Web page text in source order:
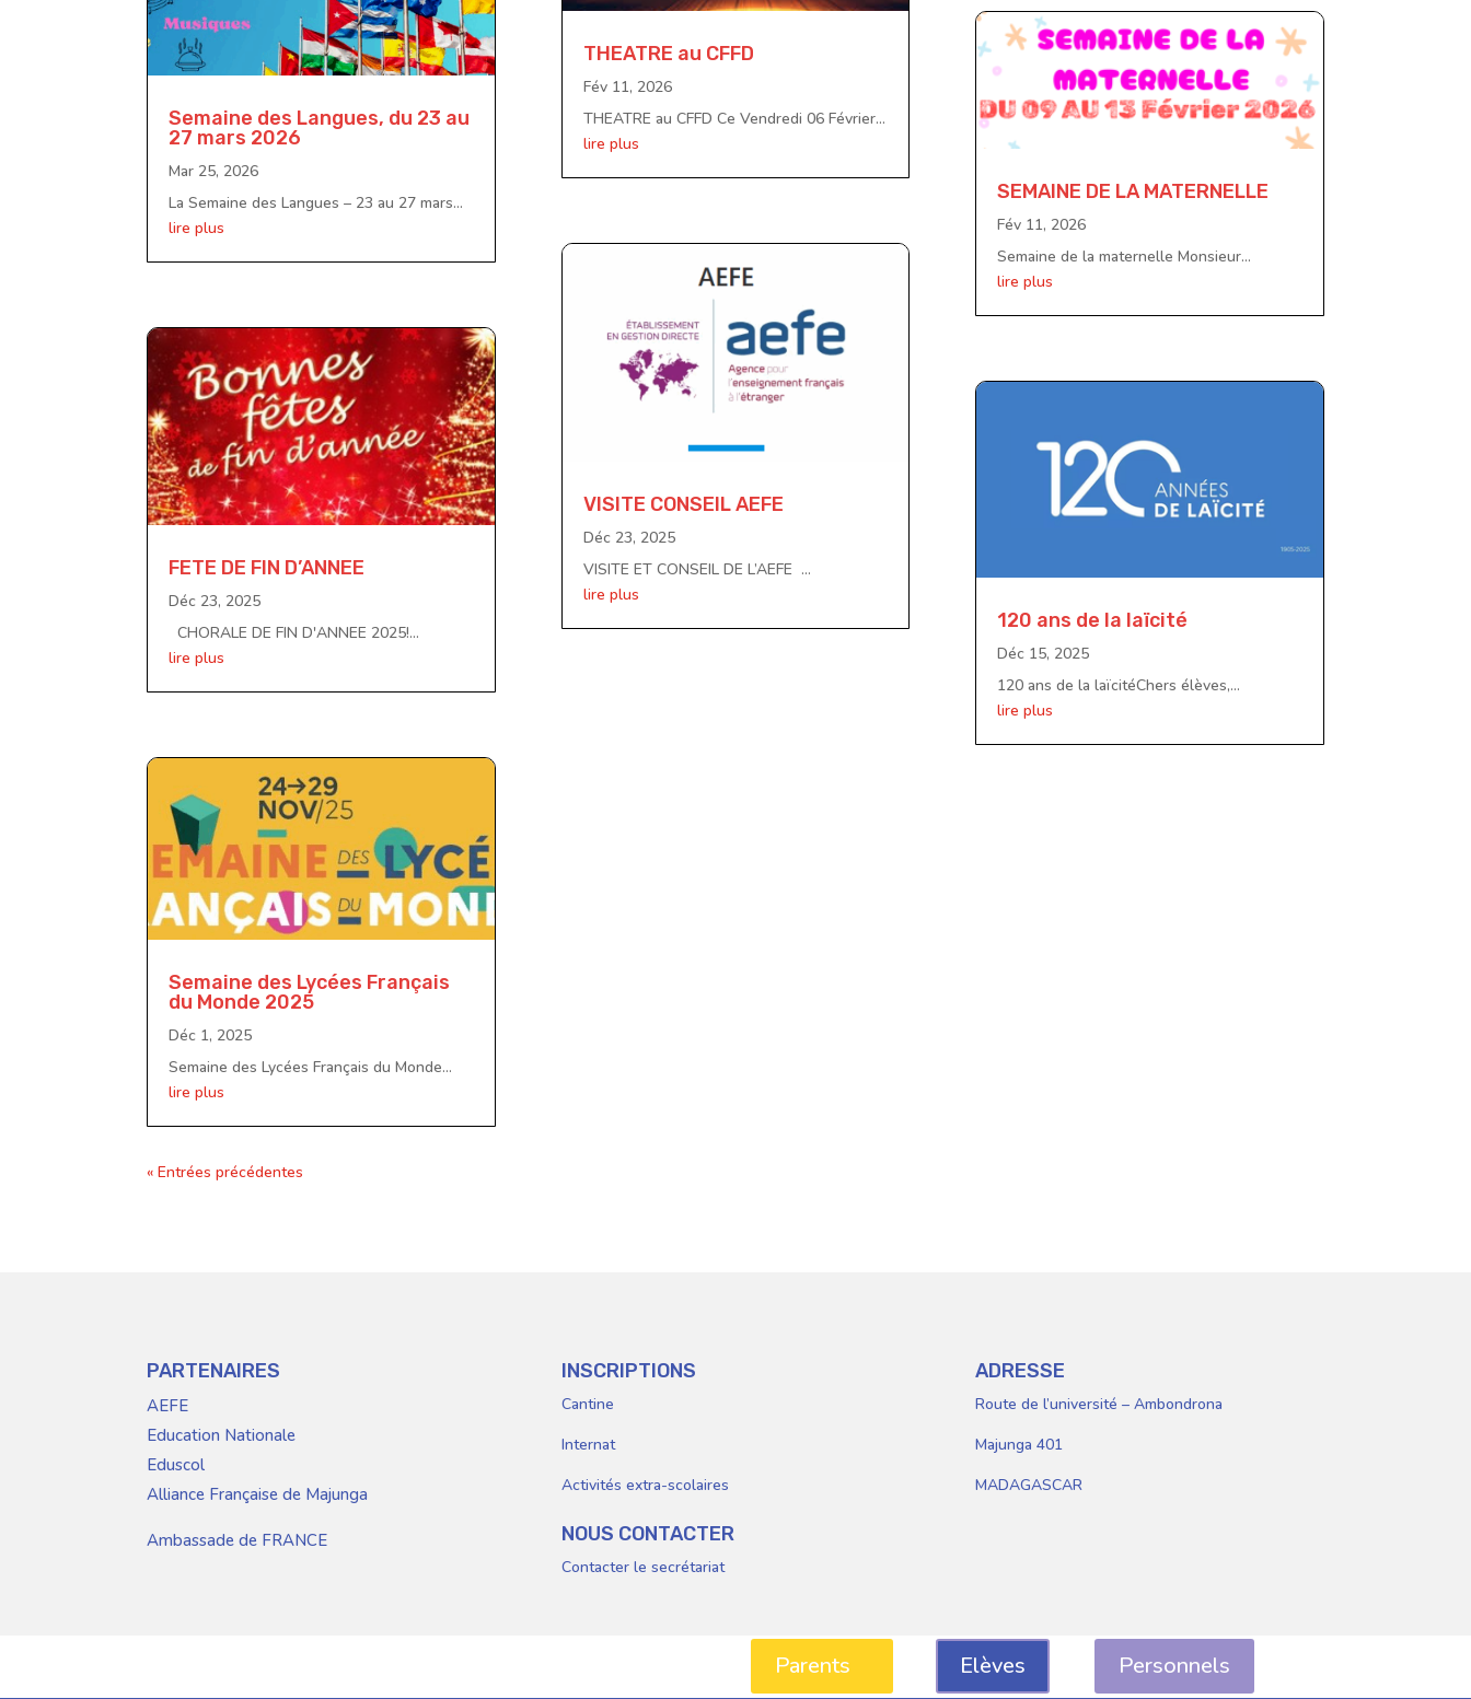
Semaine des Langues, du 23 au
27 mars 2026
Mar 25, 2026
La Semaine des Langues – 23 au 27 mars...
lire plus
FETE DE FIN D’ANNEE
Déc 23, 2025
CHORALE DE FIN D'ANNEE 2025!...
lire plus
Semaine des Lycées Français
du Monde 2025
Déc 1, 2025
Semaine des Lycées Français du Monde...
lire plus
THEATRE au CFFD
Fév 11, 2026
THEATRE au CFFD Ce Vendredi 06 Février...
lire plus
VISITE CONSEIL AEFE
Déc 23, 2025
VISITE ET CONSEIL DE L’AEFE ...
lire plus
SEMAINE DE LA MATERNELLE
Fév 11, 2026
Semaine de la maternelle Monsieur...
lire plus
120 ans de la laïcité
Déc 15, 2025
120 ans de la laïcitéChers élèves,...
lire plus
« Entrées précédentes
Parents Elèves Personnels
PARTENAIRES
AEFE
Education Nationale
Eduscol
Alliance Française de Majunga
Ambassade de FRANCE
INSCRIPTIONS
Cantine
Internat
Activités extra-scolaires
NOUS CONTACTER
Contacter le secrétariat
ADRESSE
Route de l’université – Ambondrona
Majunga 401
MADAGASCAR